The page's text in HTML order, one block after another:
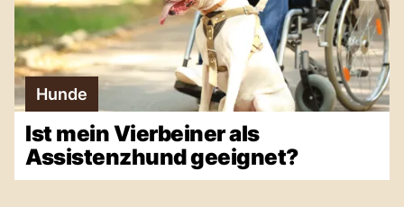
Hunde
Ist mein Vierbeiner als
Assistenzhund geeignet?